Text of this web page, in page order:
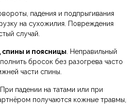
падения и подпрыгивания
на сухожилия. Повреждения
случай.
и поясницы . Неправильный
бросок без разогрева часто
части спины.
. При падении на татами или при
получаются кожные травмы,